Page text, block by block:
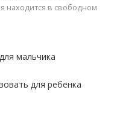
находится в свободном
мальчика
для ребенка